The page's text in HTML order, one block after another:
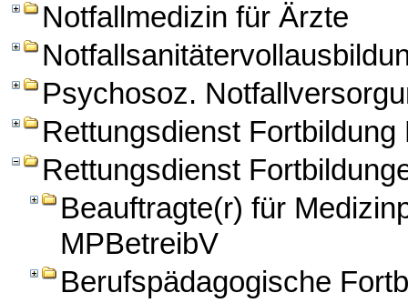
Notfallmedizin für Ärzte
Psychosoz.
Rettungsdienst Fortbildung
Rettungsdienst
Beauftragte(r) für
MPBetreibV
Berufspädagogische